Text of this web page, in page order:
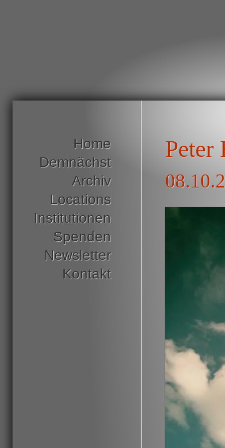
Peter
Home
Demnächst
Archiv
Locations
Institutionen
Spenden
Newsletter
Kontakt